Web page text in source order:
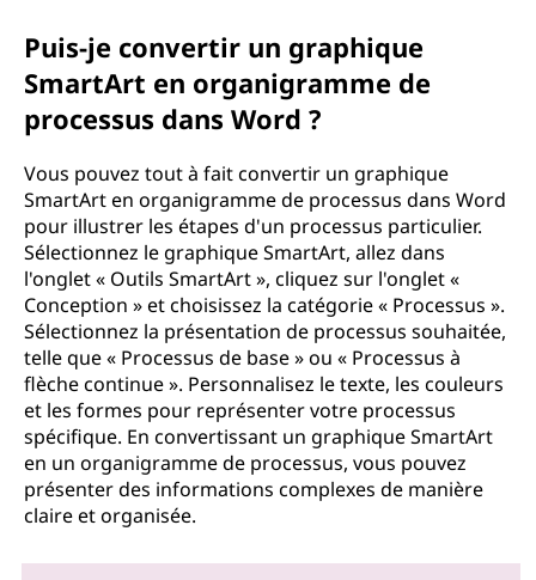
Puis-je convertir un graphique
SmartArt en organigramme de
processus dans Word ?
Vous pouvez tout à fait convertir un graphique
SmartArt en organigramme de processus dans Word
pour illustrer les étapes d'un processus particulier.
Sélectionnez le graphique SmartArt, allez dans
l'onglet « Outils SmartArt », cliquez sur l'onglet «
Conception » et choisissez la catégorie « Processus ».
Sélectionnez la présentation de processus souhaitée,
telle que « Processus de base » ou « Processus à
flèche continue ». Personnalisez le texte, les couleurs
et les formes pour représenter votre processus
spécifique. En convertissant un graphique SmartArt
en un organigramme de processus, vous pouvez
présenter des informations complexes de manière
claire et organisée.